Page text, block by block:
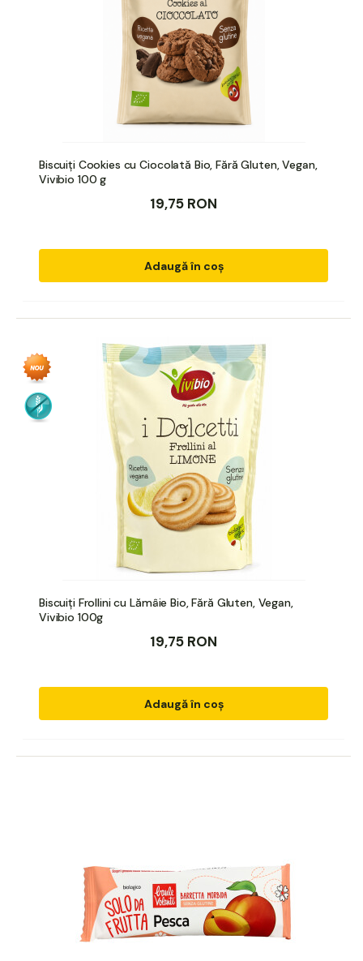
Biscuiți Cookies cu Ciocolată Bio, Fără Gluten, Vegan,
Vivibio 100 g
19,75 RON
Adaugă în coș
Biscuiți Frollini cu Lămâie Bio, Fără Gluten, Vegan,
Vivibio 100g
19,75 RON
Adaugă în coș